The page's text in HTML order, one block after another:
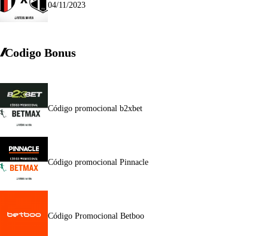
04/11/2023
Codigo Bonus
Código promocional b2xbet
Código promocional Pinnacle
Código Promocional Betboo